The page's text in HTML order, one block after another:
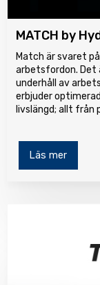
MATCH by
Match är svaret
arbetsfordon. Det
underhåll av
erbjuder
livslängd; allt från
Läs mer